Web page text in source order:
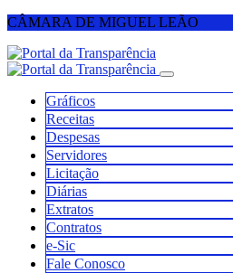
CÂMARA DE MIGUEL LEÃO
Gráficos
Receitas
Despesas
Servidores
Licitação
Diárias
Extratos
Contratos
e-Sic
Fale Conosco